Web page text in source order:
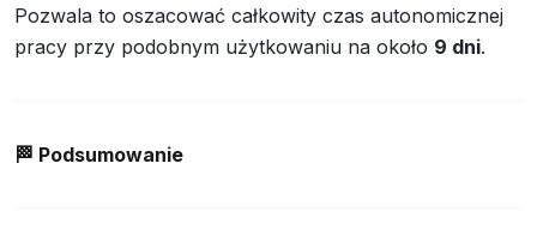
Pozwala to oszacować całkowity czas autonomicznej
pracy przy podobnym użytkowaniu na około 9 dni.
🏁 Podsumowanie